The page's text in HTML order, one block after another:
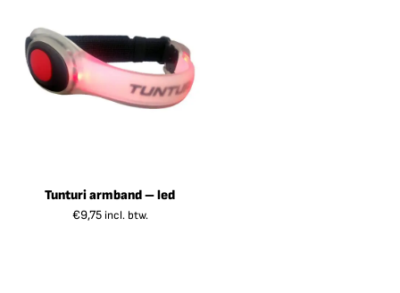
Tunturi armband – led
€9,75 incl. btw.